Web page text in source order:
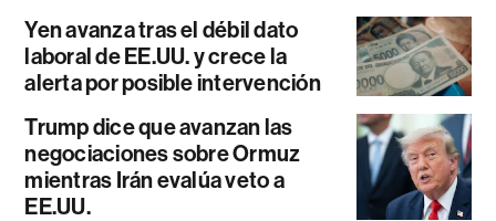
Yen avanza tras el débil dato
laboral de EE.UU. y crece la
alerta por posible intervención
Trump dice que avanzan las
negociaciones sobre Ormuz
mientras Irán evalúa veto a
EE.UU.